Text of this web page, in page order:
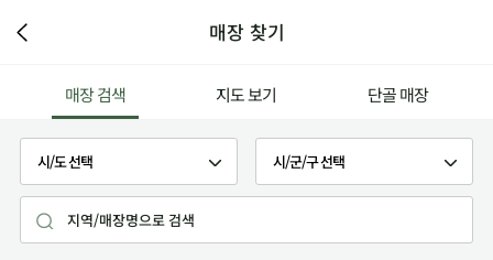
매장 찾기
매장 검색 지도 보기 단골 매장